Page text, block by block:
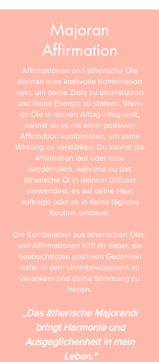
Majoran
Affirmation
Affirmationen und ätherische Öle
können eine kraftvolle Kombination
sein, um deine Ziele zu unterstützen
und deine Energie zu stärken. Wenn
du Öle in deinen Alltag integrierst,
kannst du es mit einer positiven
Affirmation kombinieren, um seine
Wirkung zu verstärken. Du kannst die
Affirmation laut oder leise
wiederholen, während du das
ätherische Öl in deinem Diffuser
verwendest, es auf deine Haut
aufträgst oder es in deine tägliche
Routine einbaust.
Die Kombination aus ätherischen Ölen
und Affirmationen hilft dir dabei, die
beabsichtigten positiven Gedanken
tiefer in dein Unterbewusstsein zu
verankern und deine Stimmung zu
heben.
„Das ätherische Majoranöl
bringt Harmonie und
Ausgeglichenheit in mein
Leben."